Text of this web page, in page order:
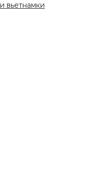
вьетнамки